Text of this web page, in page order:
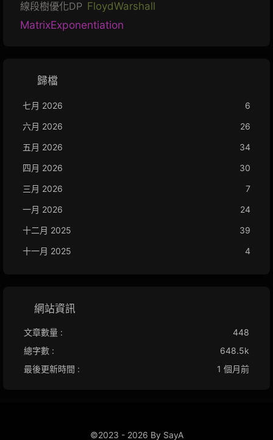
線段樹優化DP FloydWarshall
MatrixExponentiation
歸檔
七月 2026
6
六月 2026
26
五月 2026
34
四月 2026
30
三月 2026
7
一月 2026
24
十二月 2025
39
十一月 2025
4
網站資訊
文章數量 :
448
總字數 :
648.5k
最後更新時間 :
1 個月前
©2023 - 2026 By SayA